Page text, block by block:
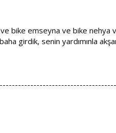
bike emseyna ve bike nehya
girdik, senin yardımınla